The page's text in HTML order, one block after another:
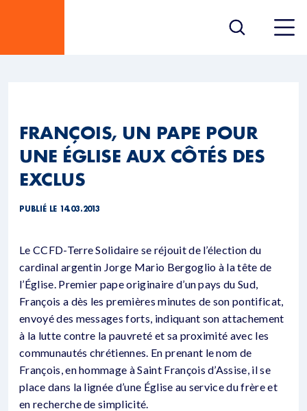
FRANÇOIS, UN PAPE POUR
UNE ÉGLISE AUX CÔTÉS DES
EXCLUS
PUBLIÉ LE 14.03.2013
Le CCFD-Terre Solidaire se réjouit de l’élection du
cardinal argentin Jorge Mario Bergoglio à la tête de
l’Église. Premier pape originaire d’un pays du Sud,
François a dès les premières minutes de son pontificat,
envoyé des messages forts, indiquant son attachement
à la lutte contre la pauvreté et sa proximité avec les
communautés chrétiennes. En prenant le nom de
François, en hommage à Saint François d’Assise, il se
place dans la lignée d’une Église au service du frère et
en recherche de simplicité.